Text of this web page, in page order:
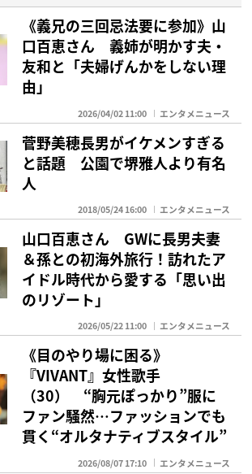
《義兄の三回忌法要に参加》山
口百恵さん 義姉が明かす夫・
友和と「夫婦げんかをしない理
由」
2026/04/02 11:00 エンタメニュース
菅野美穂長男がイケメンすぎる
と話題 公園で堺雅人より有名
人
2018/05/24 16:00 エンタメニュース
山口百恵さん GWに長男夫妻
＆孫との初海外旅行！訪れたア
イドル時代から愛する「思い出
のリゾート」
2026/05/22 11:00 エンタメニュース
《目のやり場に困る》
『VIVANT』女性歌手
（30） “胸元ぽっかり”服に
ファン騒然…ファッションでも
貫く“オルタナティブスタイル”
2026/08/07 17:10 エンタメニュース